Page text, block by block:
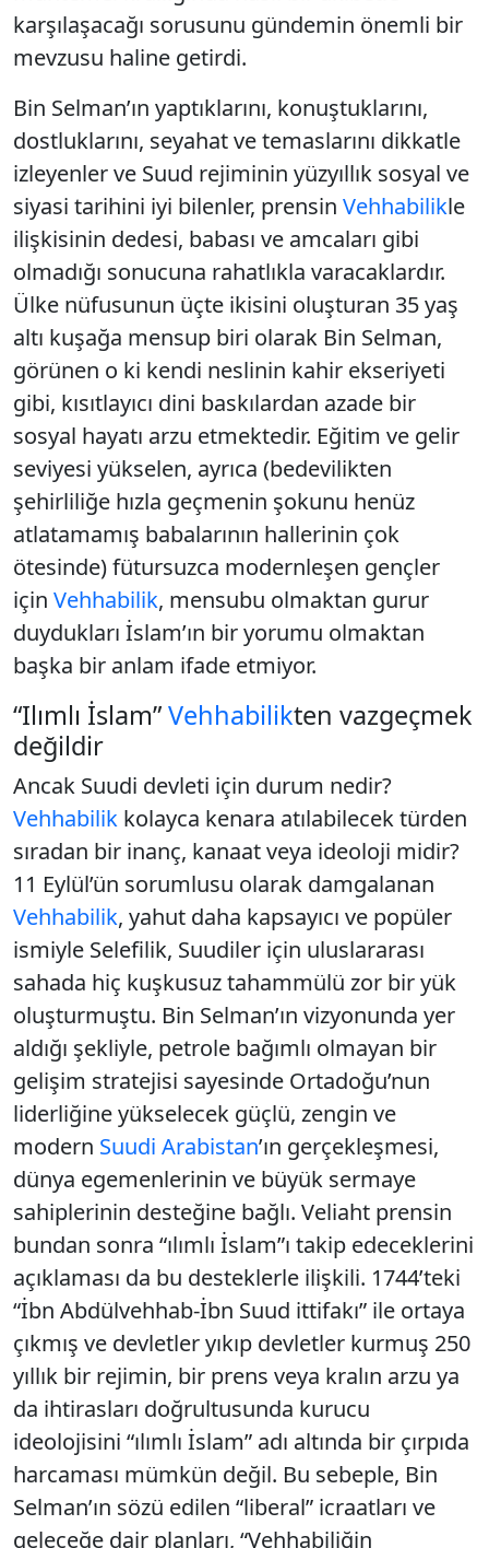
karşılaşacağı sorusunu gündemin önemli bir
mevzusu haline getirdi.
Bin Selman’ın yaptıklarını, konuştuklarını,
dostluklarını, seyahat ve temaslarını dikkatle
izleyenler ve Suud rejiminin yüzyıllık sosyal ve
siyasi tarihini iyi bilenler, prensin Vehhabilikle
ilişkisinin dedesi, babası ve amcaları gibi
olmadığı sonucuna rahatlıkla varacaklardır.
Ülke nüfusunun üçte ikisini oluşturan 35 yaş
altı kuşağa mensup biri olarak Bin Selman,
görünen o ki kendi neslinin kahir ekseriyeti
gibi, kısıtlayıcı dini baskılardan azade bir
sosyal hayatı arzu etmektedir. Eğitim ve gelir
seviyesi yükselen, ayrıca (bedevilikten
şehirliliğe hızla geçmenin şokunu henüz
atlatamamış babalarının hallerinin çok
ötesinde) fütursuzca modernleşen gençler
için Vehhabilik, mensubu olmaktan gurur
duydukları İslam’ın bir yorumu olmaktan
başka bir anlam ifade etmiyor.
“Ilımlı İslam”Vehhabilikten vazgeçmek
değildir
Ancak Suudi devleti için durum nedir?
Vehhabilik kolayca kenara atılabilecek türden
sıradan bir inanç, kanaat veya ideoloji midir?
11 Eylül’ün sorumlusu olarak damgalanan
Vehhabilik, yahut daha kapsayıcı ve popüler
ismiyle Selefilik, Suudiler için uluslararası
sahada hiç kuşkusuz tahammülü zor bir yük
oluşturmuştu. Bin Selman’ın vizyonunda yer
aldığı şekliyle, petrole bağımlı olmayan bir
gelişim stratejisi sayesinde Ortadoğu’nun
liderliğine yükselecek güçlü, zengin ve
modern Suudi Arabistan’ın gerçekleşmesi,
dünya egemenlerinin ve büyük sermaye
sahiplerinin desteğine bağlı. Veliaht prensin
bundan sonra “ılımlı İslam”ı takip edeceklerini
açıklaması da bu desteklerle ilişkili. 1744’teki
“İbn Abdülvehhab-İbn Suud ittifakı” ile ortaya
çıkmış ve devletler yıkıp devletler kurmuş 250
yıllık bir rejimin, bir prens veya kralın arzu ya
da ihtirasları doğrultusunda kurucu
ideolojisini “ılımlı İslam” adı altında bir çırpıda
harcaması mümkün değil. Bu sebeple, Bin
Selman’ın sözü edilen “liberal” icraatları ve
geleceğe dair planları, “Vehhabiliğin